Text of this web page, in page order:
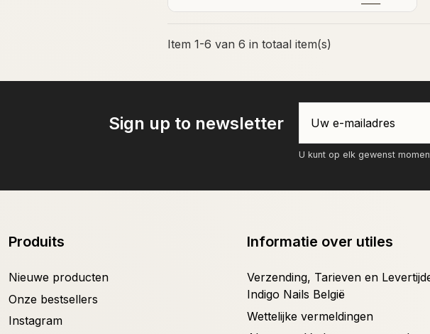
Item 1-6 van 6 in totaal item(s)
Sign up to newsletter
U kunt op elk gewenst
Produits
Nieuwe producten
Onze bestsellers
Instagram
Informatie over utiles
Verzending, Tarieven en
Indigo Nails België
Wettelijke vermeldingen